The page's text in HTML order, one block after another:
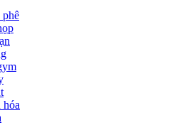
phê
hóa